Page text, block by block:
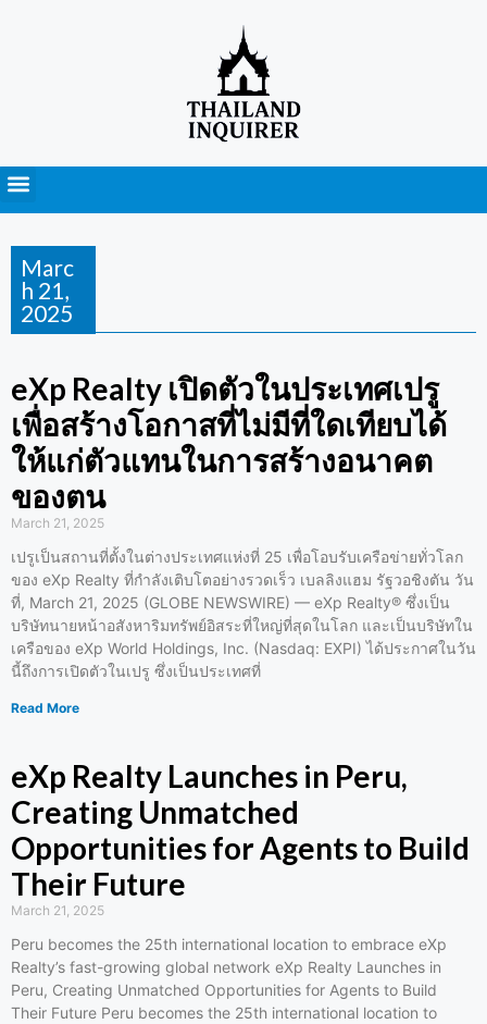
Marc
h 21,
2025
eXp Realty เปิดตัวในประเทศเปรู
เพื่อสร้างโอกาสที่ไม่มีที่ใดเทียบได้
ให้แก่ตัวแทนในการสร้างอนาคต
ของตน
March 21, 2025
เปรูเป็นสถานที่ตั้งในต่างประเทศแห่งที่ 25 เพื่อโอบรับเครือข่ายทั่วโลก
ของ eXp Realty ที่กำลังเติบโตอย่างรวดเร็ว เบลลิงแฮม รัฐวอชิงตัน วัน
ที่, March 21, 2025 (GLOBE NEWSWIRE) — eXp Realty® ซึ่งเป็น
บริษัทนายหน้าอสังหาริมทรัพย์อิสระที่ใหญ่ที่สุดในโลก และเป็นบริษัทใน
เครือของ eXp World Holdings, Inc. (Nasdaq: EXPI) ได้ประกาศในวัน
นี้ถึงการเปิดตัวในเปรู ซึ่งเป็นประเทศที่
Read More
eXp Realty Launches in Peru,
Creating Unmatched
Opportunities for Agents to Build
Their Future
March 21, 2025
Peru becomes the 25th international location to embrace eXp
Realty’s fast-growing global network eXp Realty Launches in
Peru, Creating Unmatched Opportunities for Agents to Build
Their Future Peru becomes the 25th international location to